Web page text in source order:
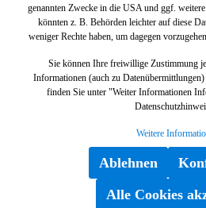
genannten Zwecke in die USA und ggf.
könnten z. B. Behörden leichter auf diese
weniger Rechte haben, um dagegen
Sie können Ihre freiwillige Zustimmung
Informationen (auch zu
finden Sie unter "Weiter Informationen
Weitere
Ablehnen
Alle Cookies